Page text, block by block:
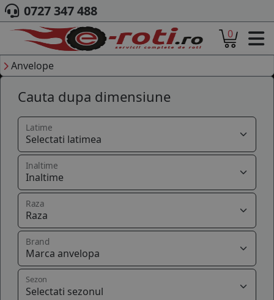
ACASA
ANVELOPE
AUTO
AGROINDUSTRIALE
CAUTARE DUPA
MARCA AUTO
B2B - COLABORARE COMPANII
CONT
CONTACT
COS (0 PRODUSE
0727 347 488
0
Anvelope
Cauta dupa dimensiune
Latime
Inaltime
Raza
Brand
Sezon